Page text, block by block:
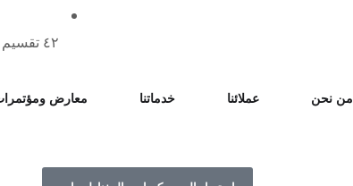
٤٢ تقسيم عمر بن الخطاب ش جسر السويس
من نحن عملائنا خدماتنا معارض